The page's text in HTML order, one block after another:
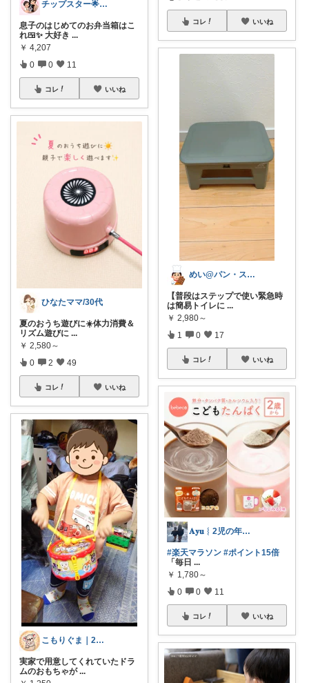
チップスター🌟8月もよろしく😎🌻
息子のはじめてのお弁当箱はこ
れ🍱✨ 大好き ...
￥ 4,207
0 0 11
コレ いいね
ひなたママ/30代
夏のおうち遊びに☀️体力消費＆
リズム遊びに ...
￥ 2,580～
0 2 49
コレ いいね
こもりぐま｜2歳坊の母ちゃん
実家で用意してくれていたドラ
ムのおもちゃが ...
コレ いいね
めい@パン・スイーツ・絵本・子どもグッズ
【普段はステップで使い緊急時
は簡易トイレに ...
￥ 2,980～
1 0 17
コレ いいね
𝐀𝐲𝐮︴2児の年子姉妹ママ
#楽天マラソン #ポイント15倍
「毎日 ...
￥ 1,780～
0 0 11
コレ いいね